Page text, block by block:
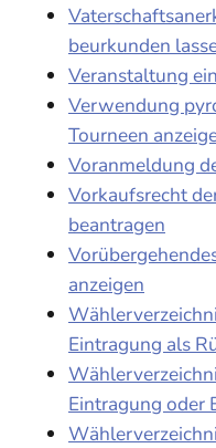
beurkunden
Veranstaltung
Verwendung
Tourneen
Voranmeldung
Vorkaufsrecht
beantragen
anzeigen
Eintragung als
Eintragung oder